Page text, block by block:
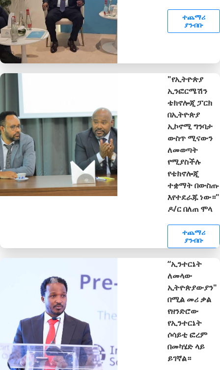
ተጨማሪ
ያንብቡ
"የኢትዮጵያ
ኢንፎርሜሽን
ቴክኖሎጂ ፓርክ
በኢትዮጵያ
ኢኮኖሚ ግንባታ
ውስጥ ሚናውን
ለመወጣት
የሚያስችሉ
የቴክኖሎጂ
ተቋማት በውስጡ
እየተደራጁ ነው።"
ዶ/ር በለጠ ሞላ
ተጨማሪ
ያንብቡ
“ኢንተርኔት
ለመላው
ኢትዮጵያውያን"
በሚል መሪ ቃል
የዘንድሮው
የኢንተርኔት
ሶሳይቲ ፎረም
በመካሄድ ላይ
ይገኛል።